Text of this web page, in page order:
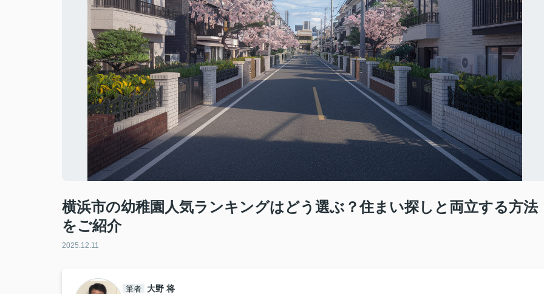
横浜市の幼稚園人気ランキングはどう選ぶ？住まい探しと両立する方法
をご紹介
2025.12.11
筆者 大野 将